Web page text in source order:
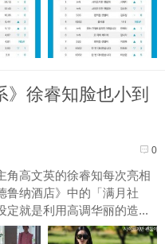
》徐睿知脸也小到
0
高文英的徐睿知每次亮相
鲁纳酒店》中的「满月社
就是利用高调华丽的造...